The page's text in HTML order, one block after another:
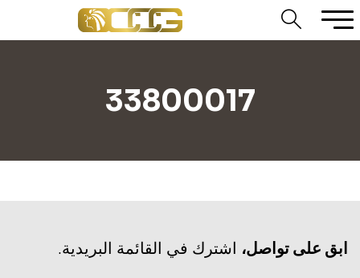
33800017
‫ابق على تواصل، اشترك في القائمة البريدية.